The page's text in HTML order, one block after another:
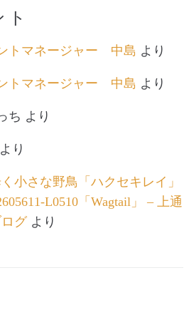
トマネージャー 中島 より
トマネージャー 中島 より
ち より
より
小さな野鳥「ハクセキレイ」
L0510「Wagtail」 – 上通
グより